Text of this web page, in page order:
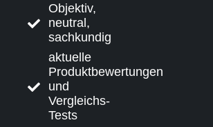
Objektiv,
neutral,
sachkundig
aktuelle
Produktbewertungen
und
Vergleichs-
Tests